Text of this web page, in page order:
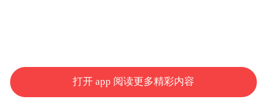
打开 app 阅读更多精彩内容